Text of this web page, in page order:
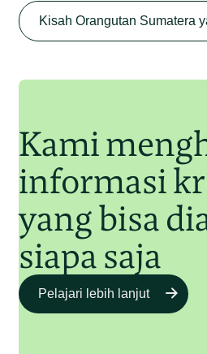
Sumatera di
Junaidi Hanafiah
Begini Modus
Kami
informasi
yang bisa
siapa saja
Pelajari lebih lanjut